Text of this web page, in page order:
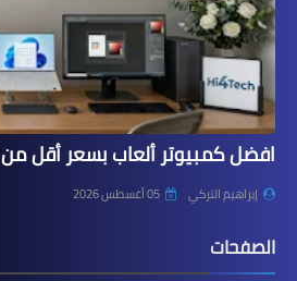
افضل كمبيوتر ألعاب بسعر أقل من 300 دولار في 2026
إبراهيم التركي 05 أغسطس 2026
الصفحات